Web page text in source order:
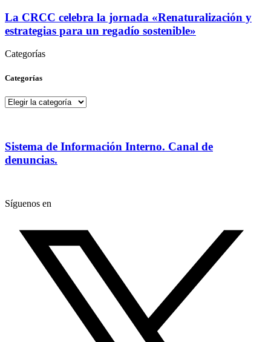
La CRCC celebra la jornada «Renaturalización y
estrategias para un regadío sostenible»
Categorías
Categorías
Categorías
Sistema de Información Interno. Canal de
denuncias.
Síguenos en